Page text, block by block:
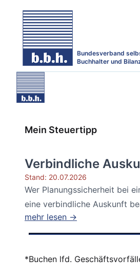
Bundesverband
Buchhalter und
Mein Steuertipp
Verbindliche
Stand: 20.07.2026
Wer Planungssicherheit bei
eine verbindliche Auskunft
mehr lesen →
*Buchen lfd.